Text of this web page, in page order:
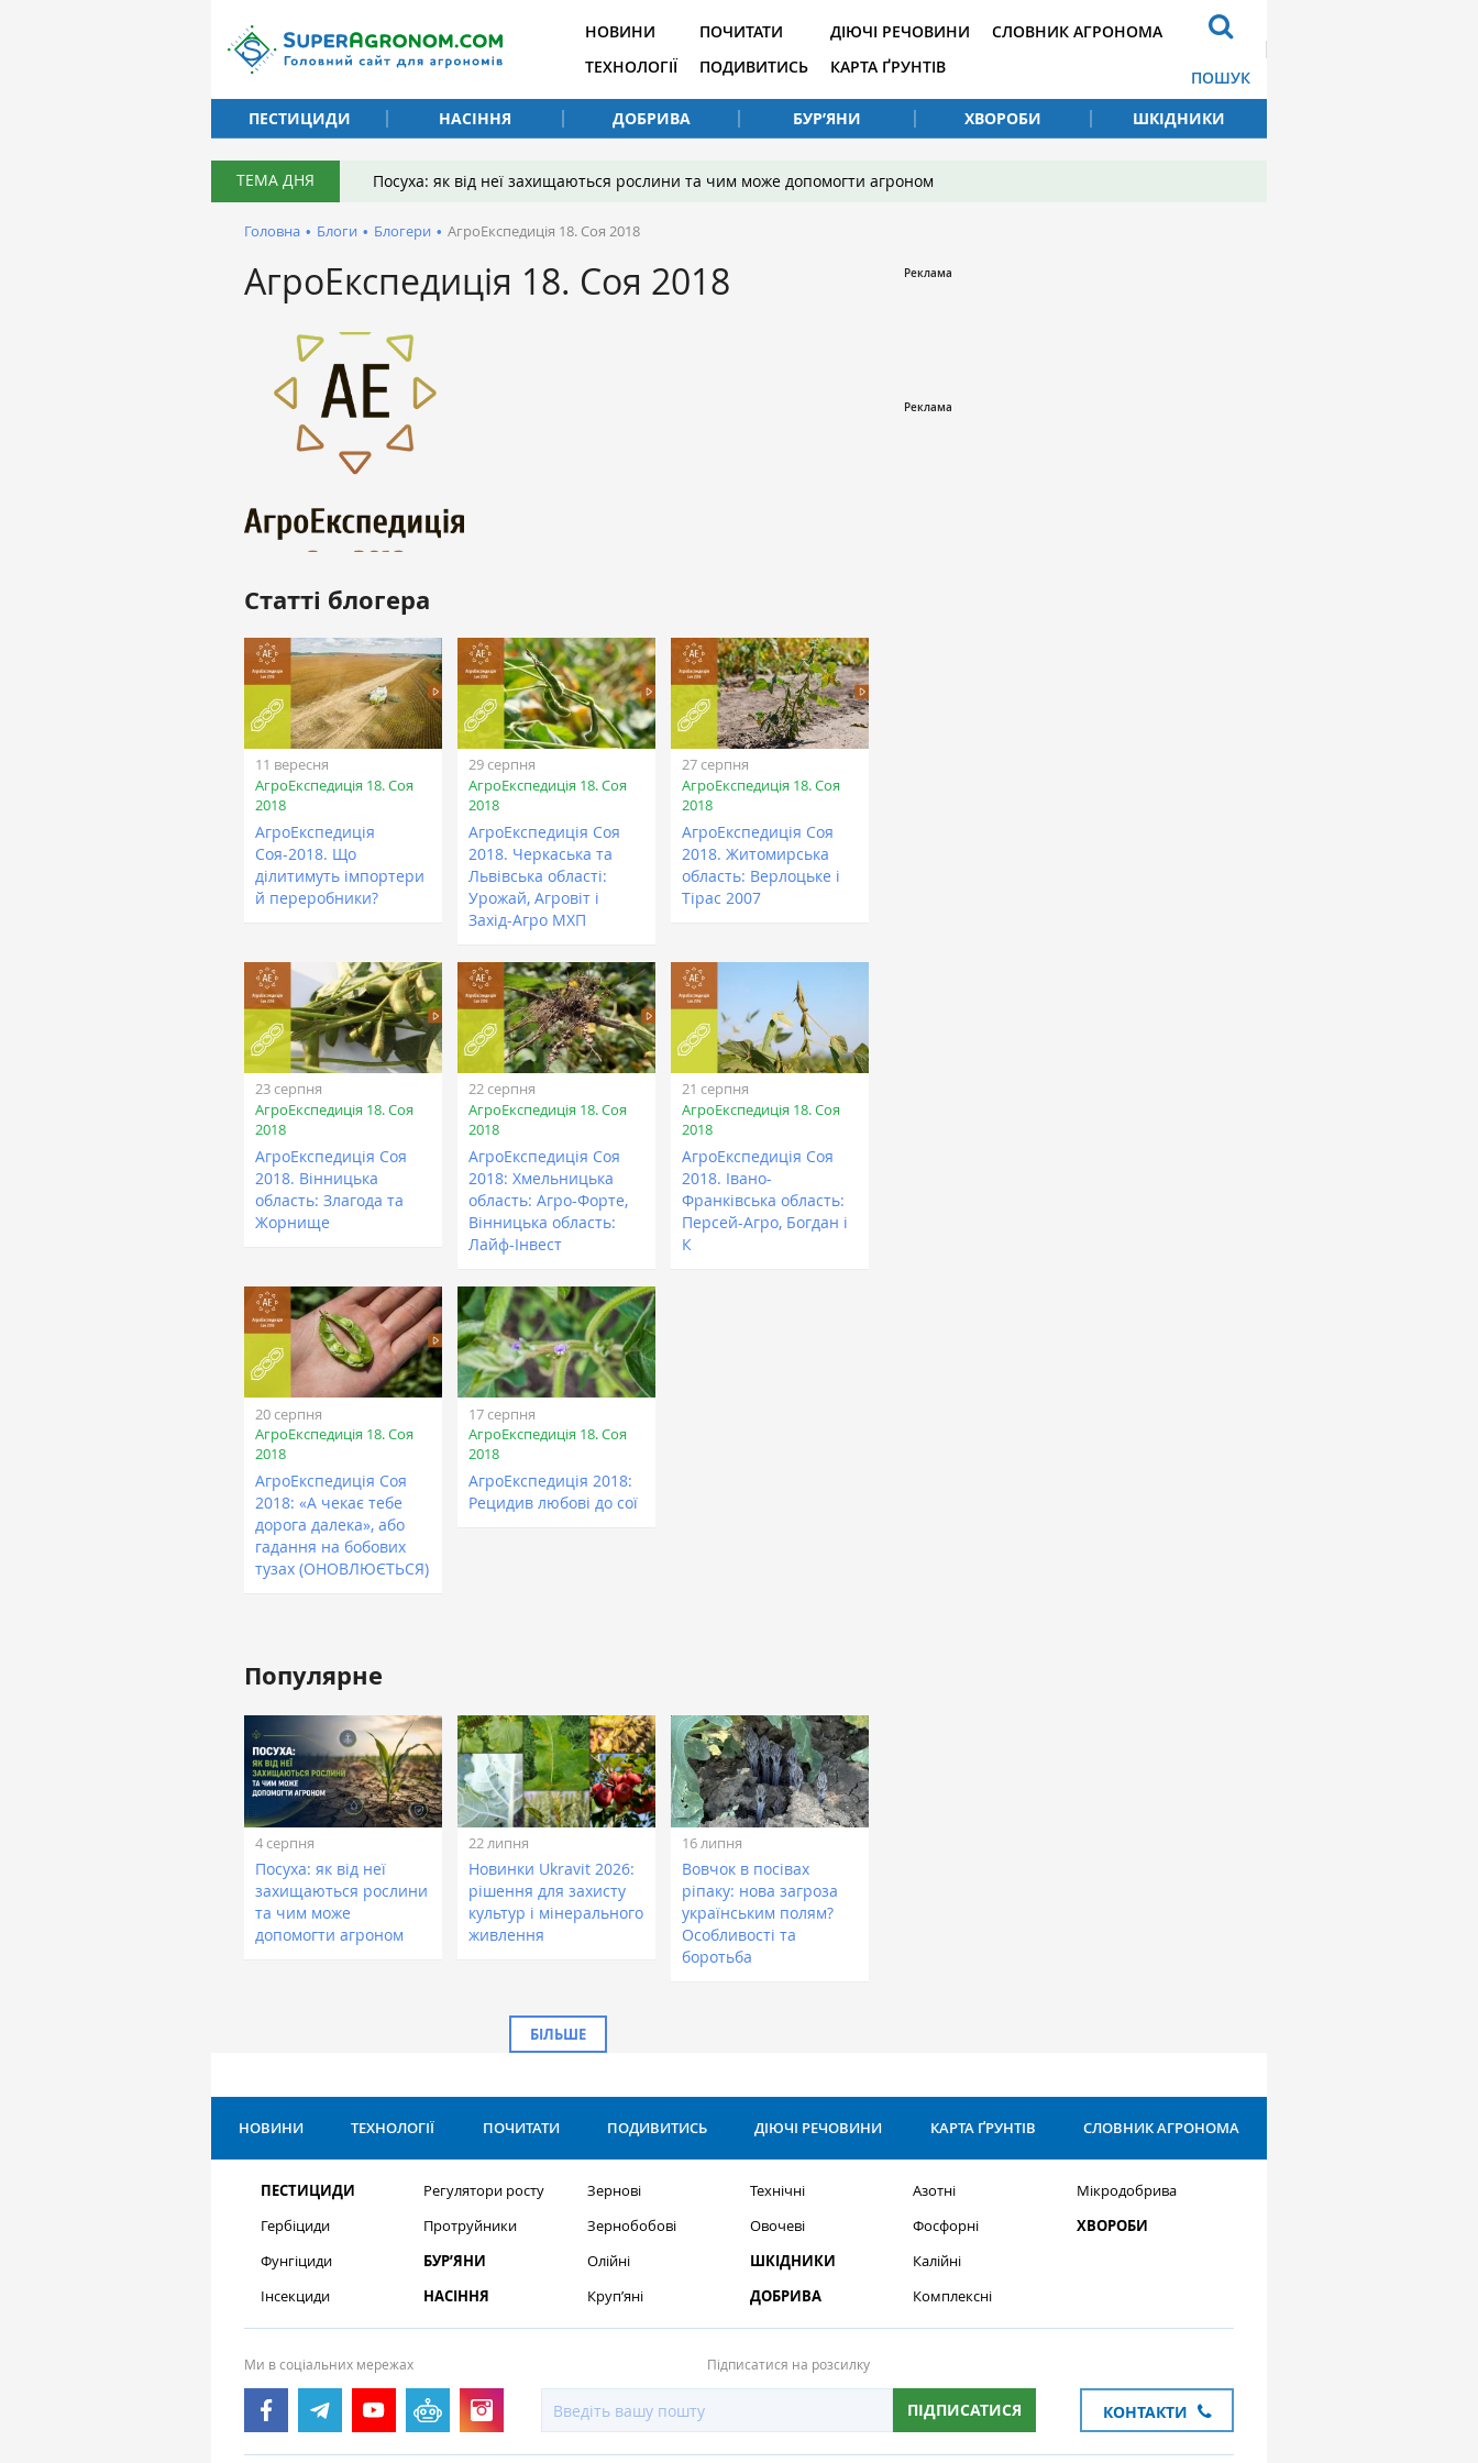
НОВИНИ
ТЕХНОЛОГІЇ
ПОЧИТАТИ
ПОДИВИТИСЬ
ДІЮЧІ РЕЧОВИНИ
КАРТА ҐРУНТІВ
СЛОВНИК АГРОНОМА
ПОШУК
ПЕСТИЦИДИ
НАСІННЯ ДОБРИВА БУР’ЯНИ ХВОРОБИ ШКІДНИКИ
ТЕМА ДНЯ Посуха: як від неї захищаються рослини та чим може допомогти агроном
Головна • Блоги • Блогери • АгроЕкспедиція 18. Соя 2018
АгроЕкспедиція 18. Соя 2018
Статті блогера
11 вересня
АгроЕкспедиція 18. Соя
2018
АгроЕкспедиція
Соя-2018. Що
ділитимуть імпортери
й переробники?
29 серпня
АгроЕкспедиція 18. Соя
2018
АгроЕкспедиція Соя
2018. Черкаська та
Львівська області:
Урожай, Агровіт і
Захід-Агро МХП
27 серпня
АгроЕкспедиція 18. Соя
2018
АгроЕкспедиція Соя
2018. Житомирська
область: Верлоцьке і
Тірас 2007
23 серпня
АгроЕкспедиція 18. Соя
2018
АгроЕкспедиція Соя
2018. Вінницька
область: Злагода та
Жорнище
22 серпня
АгроЕкспедиція 18. Соя
2018
АгроЕкспедиція Соя
2018: Хмельницька
область: Агро-Форте,
Вінницька область:
Лайф-Інвест
21 серпня
АгроЕкспедиція 18. Соя
2018
АгроЕкспедиція Соя
2018. Івано-
Франківська область:
Персей-Агро, Богдан і
К
20 серпня
АгроЕкспедиція 18. Соя
2018
АгроЕкспедиція Соя
2018: «А чекає тебе
дорога далека», або
гадання на бобових
тузах (ОНОВЛЮЄТЬСЯ)
17 серпня
АгроЕкспедиція 18. Соя
2018
АгроЕкспедиція 2018:
Рецидив любові до сої
Популярне
4 серпня
Посуха: як від неї
захищаються рослини
та чим може
допомогти агроном
22 липня
Новинки Ukravit 2026:
рішення для захисту
культур і мінерального
живлення
16 липня
Вовчок в посівах
ріпаку: нова загроза
українським полям?
Особливості та
боротьба
БІЛЬШЕ
НОВИНИ ТЕХНОЛОГІЇ ПОЧИТАТИ ПОДИВИТИСЬ ДІЮЧІ РЕЧОВИНИ КАРТА ҐРУНТІВ СЛОВНИК АГРОНОМА
ПЕСТИЦИДИ
Гербіциди
Фунгіциди
Інсекциди
Регулятори росту
Протруйники
БУР’ЯНИ
НАСІННЯ
Зернові
Зернобобові
Олійні
Круп’яні
Технічні
Овочеві
ШКІДНИКИ
ДОБРИВА
Азотні
Фосфорні
Калійні
Комплексні
Мікродобрива
ХВОРОБИ
Ми в соціальних мережах Підписатися на розсилку
ПІДПИСАТИСЯ КОНТАКТИ